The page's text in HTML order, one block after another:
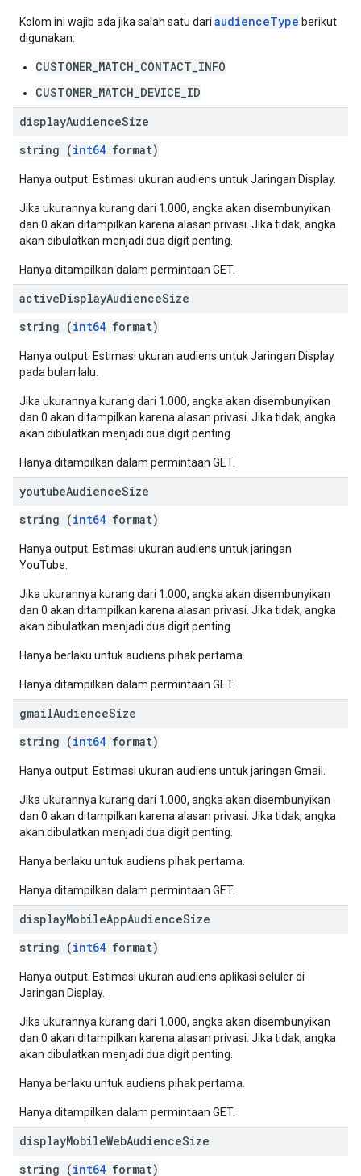
Kolom ini wajib ada jika salah satu dari audienceType berikut
digunakan:
CUSTOMER_MATCH_CONTACT_INFO
CUSTOMER_MATCH_DEVICE_ID
displayAudienceSize
string (int64 format)
Hanya output. Estimasi ukuran audiens untuk Jaringan Display.
Jika ukurannya kurang dari 1.000, angka akan disembunyikan
dan 0 akan ditampilkan karena alasan privasi. Jika tidak, angka
akan dibulatkan menjadi dua digit penting.
Hanya ditampilkan dalam permintaan GET.
activeDisplayAudienceSize
string (int64 format)
Hanya output. Estimasi ukuran audiens untuk Jaringan Display
pada bulan lalu.
Jika ukurannya kurang dari 1.000, angka akan disembunyikan
dan 0 akan ditampilkan karena alasan privasi. Jika tidak, angka
akan dibulatkan menjadi dua digit penting.
Hanya ditampilkan dalam permintaan GET.
youtubeAudienceSize
string (int64 format)
Hanya output. Estimasi ukuran audiens untuk jaringan
YouTube.
Jika ukurannya kurang dari 1.000, angka akan disembunyikan
dan 0 akan ditampilkan karena alasan privasi. Jika tidak, angka
akan dibulatkan menjadi dua digit penting.
Hanya berlaku untuk audiens pihak pertama.
Hanya ditampilkan dalam permintaan GET.
gmailAudienceSize
string (int64 format)
Hanya output. Estimasi ukuran audiens untuk jaringan Gmail.
Jika ukurannya kurang dari 1.000, angka akan disembunyikan
dan 0 akan ditampilkan karena alasan privasi. Jika tidak, angka
akan dibulatkan menjadi dua digit penting.
Hanya berlaku untuk audiens pihak pertama.
Hanya ditampilkan dalam permintaan GET.
displayMobileAppAudienceSize
string (int64 format)
Hanya output. Estimasi ukuran audiens aplikasi seluler di
Jaringan Display.
Jika ukurannya kurang dari 1.000, angka akan disembunyikan
dan 0 akan ditampilkan karena alasan privasi. Jika tidak, angka
akan dibulatkan menjadi dua digit penting.
Hanya berlaku untuk audiens pihak pertama.
Hanya ditampilkan dalam permintaan GET.
displayMobileWebAudienceSize
string (int64 format)